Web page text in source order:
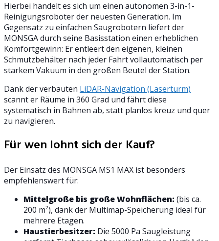
Hierbei handelt es sich um einen autonomen 3-in-1-
Reinigungsroboter der neuesten Generation. Im
Gegensatz zu einfachen Saugrobotern liefert der
MONSGA durch seine Basisstation einen erheblichen
Komfortgewinn: Er entleert den eigenen, kleinen
Schmutzbehälter nach jeder Fahrt vollautomatisch per
starkem Vakuum in den großen Beutel der Station.
Dank der verbauten LiDAR-Navigation (Laserturm)
scannt er Räume in 360 Grad und fährt diese
systematisch in Bahnen ab, statt planlos kreuz und quer
zu navigieren.
Für wen lohnt sich der Kauf?
Der Einsatz des MONSGA MS1 MAX ist besonders
empfehlenswert für:
Mittelgroße bis große Wohnflächen: (bis ca.
200 m²), dank der Multimap-Speicherung ideal für
mehrere Etagen.
Haustierbesitzer: Die 5000 Pa Saugleistung